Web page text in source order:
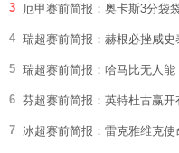
3 厄甲赛前简报：奥卡斯3分袋
4 瑞超赛前简报：赫根必挫咸史
5 瑞超赛前简报：哈马比无人能
6 芬超赛前简报：英特杜古赢开
7 冰超赛前简报：雷克雅维克使